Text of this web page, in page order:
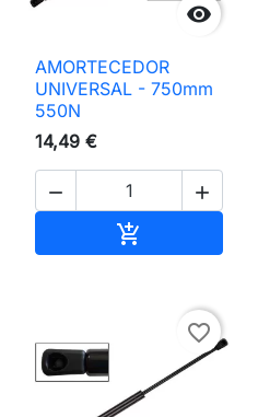

AMORTECEDOR
UNIVERSAL - 750mm
550N
14,49 €
 

favorite_border